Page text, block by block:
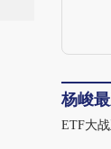
杨峻
ETF大